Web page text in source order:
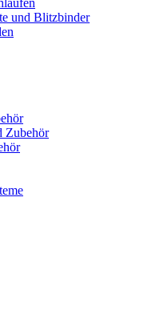
und Blitzbinder
Zubehör